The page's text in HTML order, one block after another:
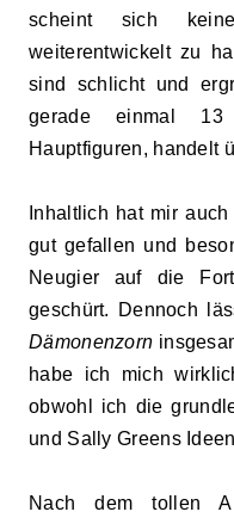
scheint sich
weiterentwickelt zu
sind schlicht und
gerade einmal
Hauptfiguren, handelt
Inhaltlich hat mir
gut gefallen und
Neugier auf die
geschürt. Dennoch
Dämonenzorn
habe ich mich
obwohl ich die
und Sally Greens
Nach dem tollen